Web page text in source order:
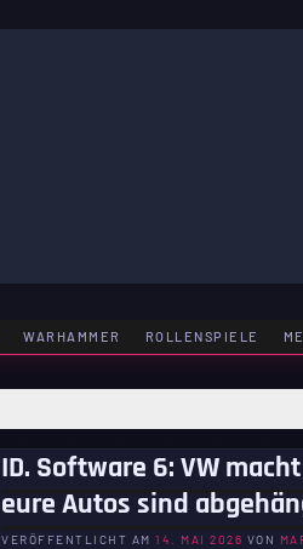
WARHAMMER ROLLENSPIELE
ID. Software 6: VW
eure Autos sind
VERÖFFENTLICHT AM14. MAI 2026 VON